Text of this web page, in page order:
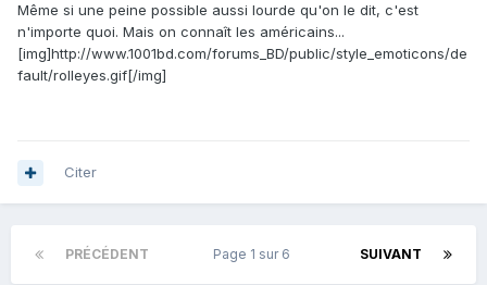
Même si une peine possible aussi lourde qu'on le dit, c'est
n'importe quoi. Mais on connaît les américains...
[img]http://www.1001bd.com/forums_BD/public/style_emoticons/de
fault/rolleyes.gif[/img]
Citer
PRÉCÉDENT SUIVANT
Page 1 sur 6